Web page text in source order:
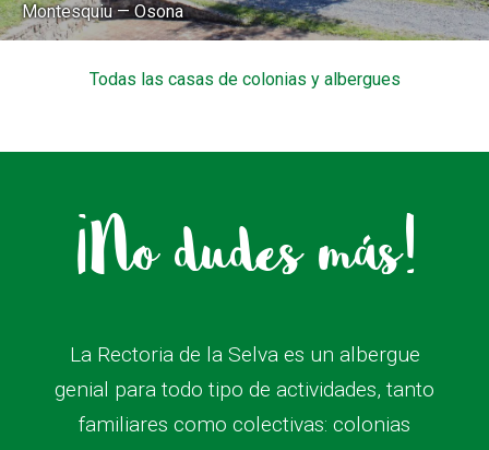
Montesquiu — Osona
Todas las casas de colonias y albergues
¡No dudes más!
La Rectoria de la Selva es un albergue
genial para todo tipo de actividades, tanto
familiares como colectivas: colonias